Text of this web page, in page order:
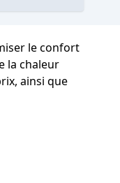
le confort
la chaleur
ainsi que